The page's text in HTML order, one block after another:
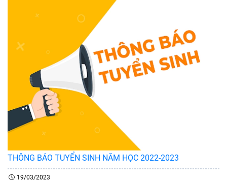
THÔNG BÁO TUYỂN SINH NĂM HỌC 2022-2023
19/03/2023